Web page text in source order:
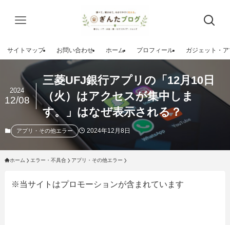
サイトマップ お問い合わせ ホーム プロフィール ガジェット・
三菱UFJ銀行アプリの「12月10日
（火）はアクセスが集中しま
す。」はなぜ表示される？
2024
12/08
アプリ・その他エラー 2024年12月8日
ホーム エラー・不具合 アプリ・その他エラー
※当サイトはプロモーションが含まれています